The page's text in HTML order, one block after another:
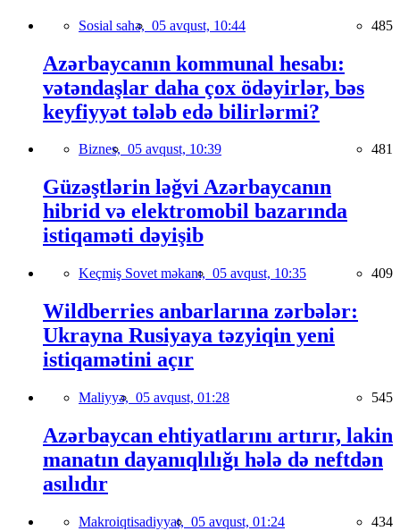
Sosial sahə, 05 avqust, 10:44 485
Azərbaycanın kommunal hesabı:
vətəndaşlar daha çox ödəyirlər, bəs
keyfiyyət tələb edə bilirlərmi?
Biznes, 05 avqust, 10:39 481
Güzəştlərin ləğvi Azərbaycanın
hibrid və elektromobil bazarında
istiqaməti dəyişib
Keçmiş Sovet məkanı, 05 avqust, 10:35 409
Wildberries anbarlarına zərbələr:
Ukrayna Rusiyaya təzyiqin yeni
istiqamətini açır
Maliyyə, 05 avqust, 01:28 545
Azərbaycan ehtiyatlarını artırır, lakin
manatın dayanıqlılığı hələ də neftdən
asılıdır
Makroiqtisadiyyat, 05 avqust, 01:24 434